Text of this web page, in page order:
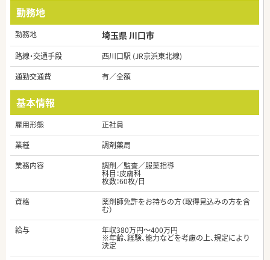
勤務地
勤務地 埼玉県 川口市
路線・交通手段
西川口駅 (JR京浜東北線)
通勤交通費
有／全額
基本情報
雇用形態
正社員
業種
調剤薬局
業務内容
調剤／監査／服薬指導
科目：皮膚科
枚数：60枚/日
資格
薬剤師免許をお持ちの方（取得見込みの方を含
む）
給与
年収380万円～400万円
※年齢、経験、能力などを考慮の上、規定により
決定